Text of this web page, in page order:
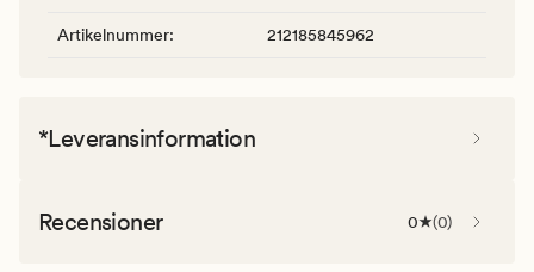
Artikelnummer: 212185845962
*Leveransinformation
Recensioner 0 (0)